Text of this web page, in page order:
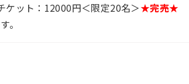
ケット：12000円＜限定20名＞★完売★
。